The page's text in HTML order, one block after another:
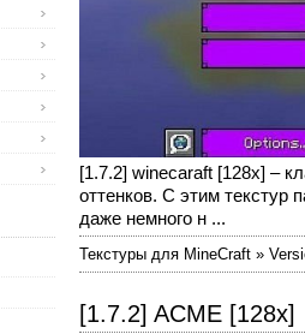
[1.7.2] winecaraft [128x] –
оттенков. С этим текстур
даже немного н ...
Текстуры для MineCraft »
[1.7.2] ACME [128x]